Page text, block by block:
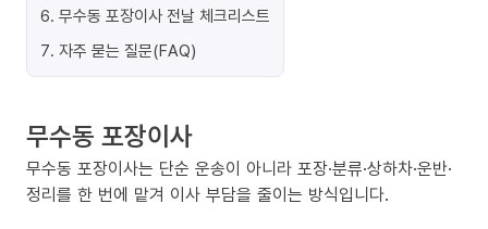
6. 무수동 포장이사 전날 체크리스트
7. 자주 묻는 질문(FAQ)
무수동 포장이사
무수동 포장이사는 단순 운송이 아니라 포장·분류·상하차·운반·
정리를 한 번에 맡겨 이사 부담을 줄이는 방식입니다.